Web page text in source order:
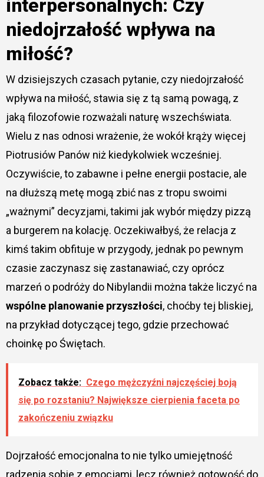
interpersonalnych: Czy
niedojrzałość wpływa na
miłość?
W dzisiejszych czasach pytanie, czy niedojrzałość
wpływa na miłość, stawia się z tą samą powagą, z
jaką filozofowie rozważali naturę wszechświata.
Wielu z nas odnosi wrażenie, że wokół krąży więcej
Piotrusiów Panów niż kiedykolwiek wcześniej.
Oczywiście, to zabawne i pełne energii postacie, ale
na dłuższą metę mogą zbić nas z tropu swoimi
„ważnymi” decyzjami, takimi jak wybór między pizzą
a burgerem na kolację. Oczekiwałbyś, że relacja z
kimś takim obfituje w przygody, jednak po pewnym
czasie zaczynasz się zastanawiać, czy oprócz
marzeń o podróży do Nibylandii można także liczyć na
wspólne planowanie przyszłości, choćby tej bliskiej,
na przykład dotyczącej tego, gdzie przechować
choinkę po Świętach.
Zobacz także: Czego mężczyźni najczęściej boją
się po rozstaniu? Największe cierpienia faceta po
zakończeniu związku
Dojrzałość emocjonalna to nie tylko umiejętność
radzenia sobie z emocjami, lecz również gotowość do